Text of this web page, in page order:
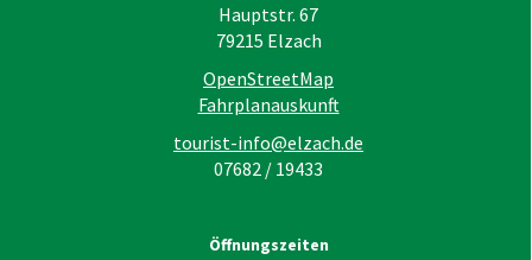
Hauptstr. 67
79215 Elzach
OpenStreetMap
Fahrplanauskunft
tourist-info@elzach.de
07682 / 19433
Öffnungszeiten